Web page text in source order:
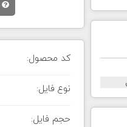
کد محصول:
نوع فایل:
حجم فایل: